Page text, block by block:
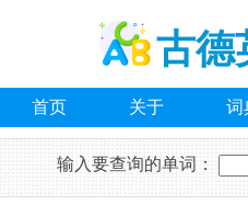
古德
首页 关于 词
输入要查询的单词：